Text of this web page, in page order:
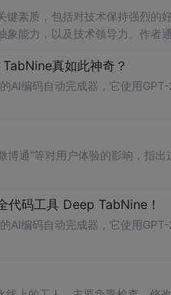
素质，包括对技术保持强烈的
象能力，以及技术领导力。作者
真如此神奇？
AI编码自动完成器，它使用
博通”等对用户体验的影响，指
代码工具 Deep TabNine！
AI编码自动完成器，它使用